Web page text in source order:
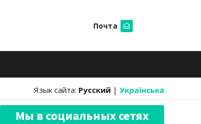
Почта
Язык сайта: Русский | Українська
Мы в социальных сетях